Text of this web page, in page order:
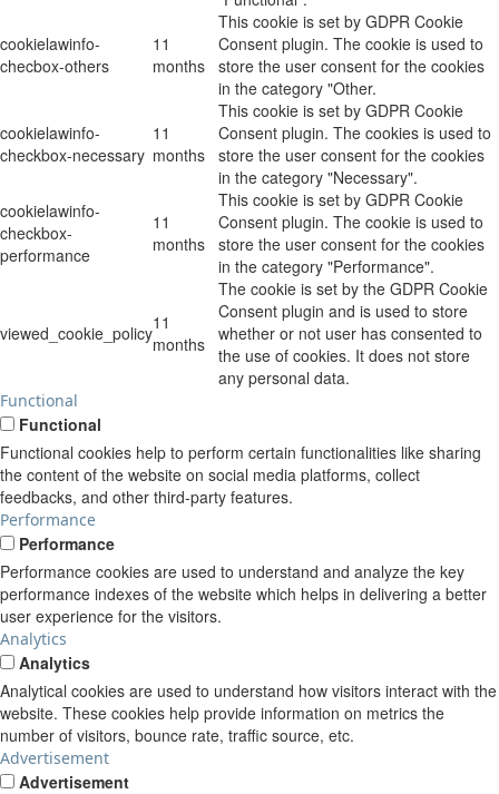
cookielawinfo-
checbox-others
11
months
This cookie is set by GDPR Cookie
Consent plugin. The cookie is used to
store the user consent for the cookies
in the category "Other.
cookielawinfo-
checkbox-necessary
11
months
This cookie is set by GDPR Cookie
Consent plugin. The cookies is used to
store the user consent for the cookies
in the category "Necessary".
cookielawinfo-
checkbox-
performance
11
months
This cookie is set by GDPR Cookie
Consent plugin. The cookie is used to
store the user consent for the cookies
in the category "Performance".
viewed_cookie_policy11
months
The cookie is set by the GDPR Cookie
Consent plugin and is used to store
whether or not user has consented to
the use of cookies. It does not store
any personal data.
Functional
Functional
Functional cookies help to perform certain functionalities like sharing
the content of the website on social media platforms, collect
feedbacks, and other third-party features.
Performance
Performance
Performance cookies are used to understand and analyze the key
performance indexes of the website which helps in delivering a better
user experience for the visitors.
Analytics
Analytics
Analytical cookies are used to understand how visitors interact with the
website. These cookies help provide information on metrics the
number of visitors, bounce rate, traffic source, etc.
Advertisement
Advertisement